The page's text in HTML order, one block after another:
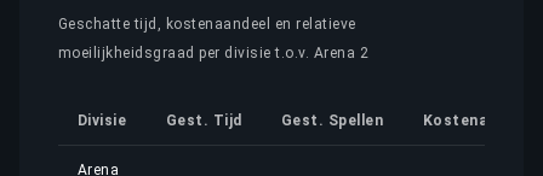
Geschatte tijd, kostenaandeel en relatieve
moeilijkheidsgraad per divisie t.o.v. Arena 2
Divisie Gest. Tijd Gest. Spellen Kostenaandeel
Arena